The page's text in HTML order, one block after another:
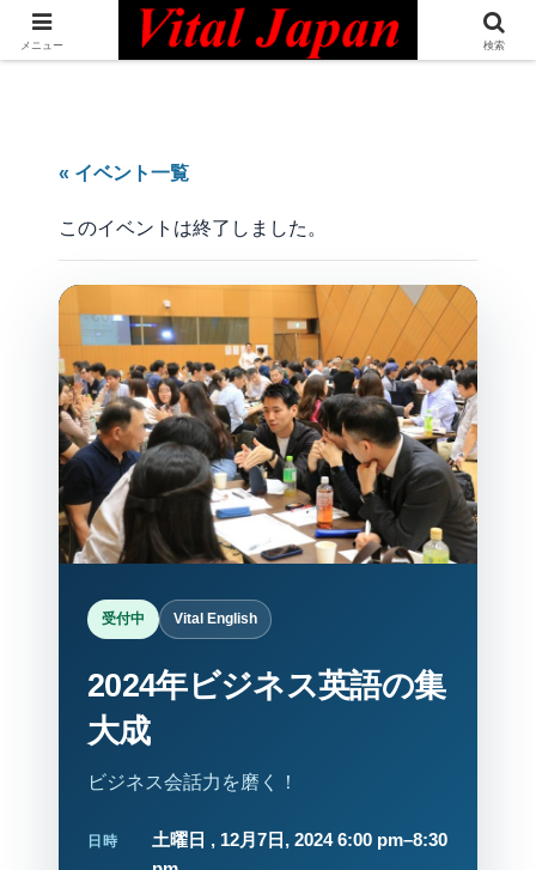
日本最大級の英語コミュニティ・Bilingual Professionals Network
« イベント一覧
このイベントは終了しました。
受付中 Vital English
2024年ビジネス英語の集
大成
ビジネス会話力を磨く！
日時
土曜日 , 12月7日, 2024 6:00 pm–8:30
メニュー 検索